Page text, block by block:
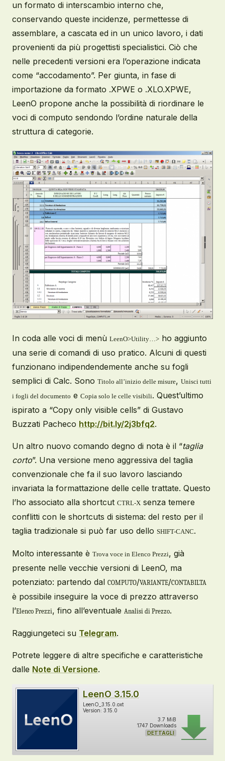
un formato di interscambio interno che,
conservando queste incidenze, permettesse di
assemblare, a cascata ed in un unico lavoro, i dati
provenienti da più progettisti specialistici. Ciò che
nelle precedenti versioni era l’operazione indicata
come “accodamento”. Per giunta, in fase di
importazione da formato .XPWE o .XLO.XPWE,
LeenO propone anche la possibilità di riordinare le
voci di computo sendondo l’ordine naturale della
struttura di categorie.
In coda alle voci di menù LeenO>Utility…> ho aggiunto
una serie di comandi di uso pratico. Alcuni di questi
funzionano indipendendemente anche su fogli
semplici di Calc. Sono Titolo all’inizio delle misure, Unisci tutti
i fogli del documento e Copia solo le celle visibili. Quest’ultimo
ispirato a “Copy only visible cells” di Gustavo
Buzzati Pacheco http://bit.ly/2j3bfq2.
Un altro nuovo comando degno di nota è il “taglia
corto”. Una versione meno aggressiva del taglia
convenzionale che fa il suo lavoro lasciando
invariata la formattazione delle celle trattate. Questo
l’ho associato alla shortcut CTRL-X senza temere
conflitti con le shortcuts di sistema: del resto per il
taglia tradizionale si può far uso dello SHIFT-CANC.
Molto interessante è Trova voce in Elenco Prezzi, già
presente nelle vecchie versioni di LeenO, ma
potenziato: partendo dal COMPUTO/VARIANTE/CONTABILTA
è possibile inseguire la voce di prezzo attraverso
l’Elenco Prezzi, fino all’eventuale Analisi di Prezzo.
Raggiungeteci su Telegram.
Potrete leggere di altre specifiche e caratteristiche
dalle Note di Versione.
LeenO 3.15.0
LeenO_3.15.0.oxt
Version: 3.15.0
3.7 MiB
1747 Downloads
DETTAGLI